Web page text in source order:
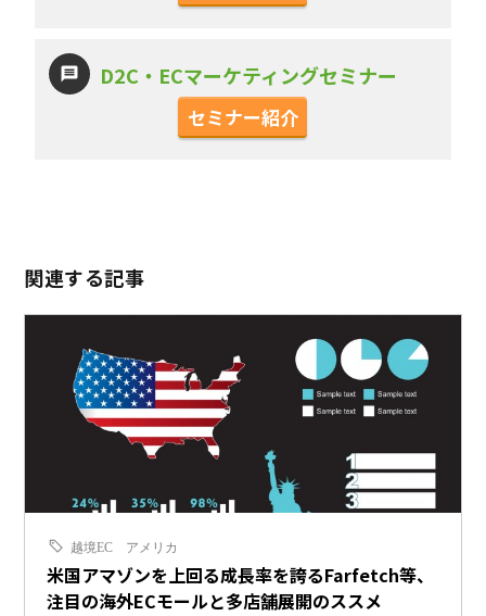
D2C・ECマーケティングセミナー
セミナー紹介
関連する記事
越境EC アメリカ
米国アマゾンを上回る成長率を誇るFarfetch等、
注目の海外ECモールと多店舗展開のススメ